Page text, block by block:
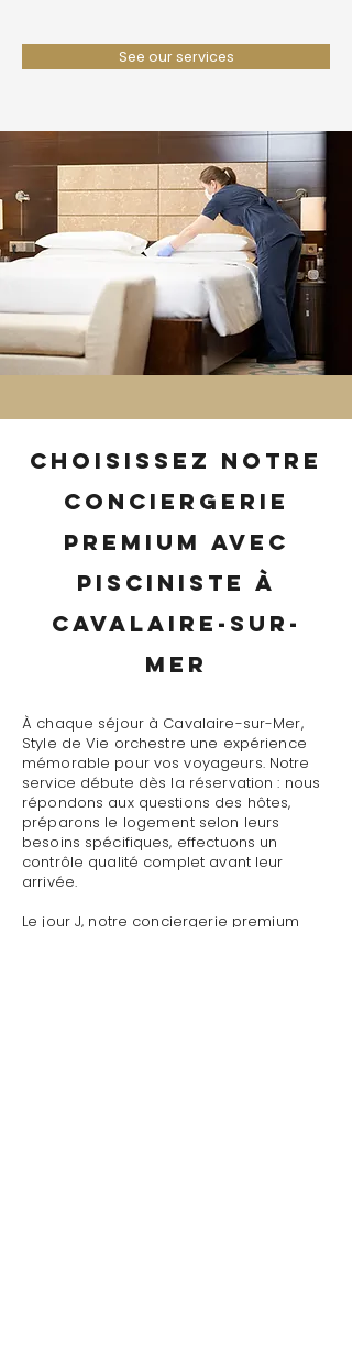
See our services
Choisissez notre
conciergerie
premium avec
pisciniste à
Cavalaire-sur-
Mer
À chaque séjour à Cavalaire-sur-Mer,
Style de Vie orchestre une expérience
mémorable pour vos voyageurs. Notre
service débute dès la réservation : nous
répondons aux questions des hôtes,
préparons le logement selon leurs
besoins spécifiques, effectuons un
contrôle qualité complet avant leur
arrivée.
Le jour J, notre conciergerie premium